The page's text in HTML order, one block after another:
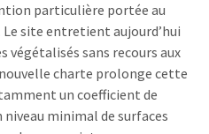
particulière portée au
Le site entretient aujourd’hui
végétalisés sans recours aux
charte prolonge cette
un coefficient de
minimal de surfaces